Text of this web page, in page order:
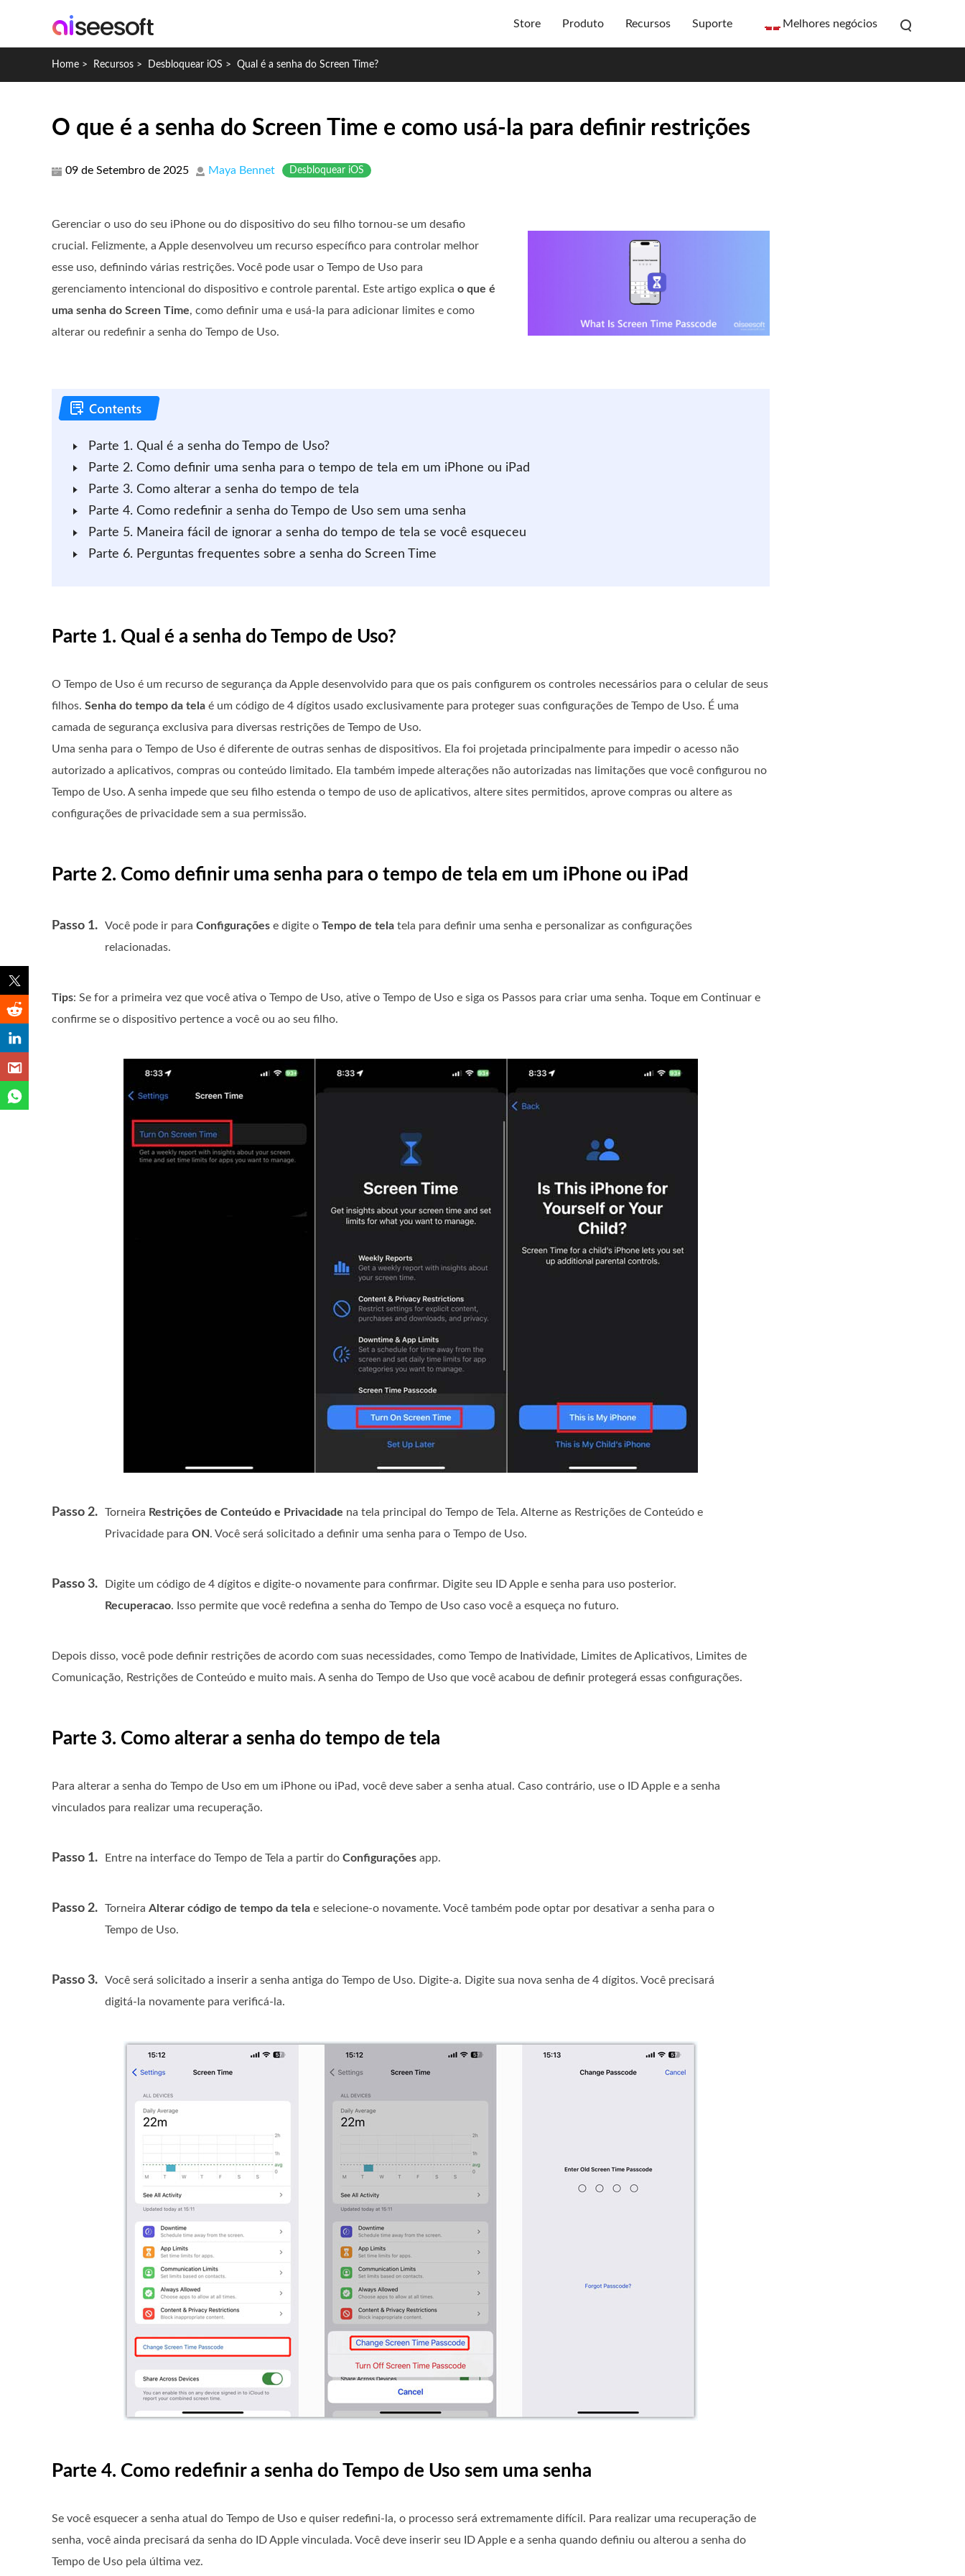
Store Produto Recursos Suporte Melhores negócios
Home > Recursos > Desbloquear iOS > Qual é a senha do Screen Time?
O que é a senha do Screen Time e como usá-la para definir restrições
09 de Setembro de 2025 Maya Bennet Desbloquear iOS
Gerenciar o uso do seu iPhone ou do dispositivo do seu filho tornou-se um desafio
crucial. Felizmente, a Apple desenvolveu um recurso específico para controlar melhor
esse uso, definindo várias restrições. Você pode usar o Tempo de Uso para
gerenciamento intencional do dispositivo e controle parental. Este artigo explica o que é
uma senha do Screen Time, como definir uma e usá-la para adicionar limites e como
alterar ou redefinir a senha do Tempo de Uso.
Parte 1. Qual é a senha do Tempo de Uso?
Parte 2. Como definir uma senha para o tempo de tela em um iPhone ou iPad
Parte 3. Como alterar a senha do tempo de tela
Parte 4. Como redefinir a senha do Tempo de Uso sem uma senha
Parte 5. Maneira fácil de ignorar a senha do tempo de tela se você esqueceu
Parte 6. Perguntas frequentes sobre a senha do Screen Time
Parte 1. Qual é a senha do Tempo de Uso?
O Tempo de Uso é um recurso de segurança da Apple desenvolvido para que os pais configurem os controles necessários para o celular de seus
filhos. Senha do tempo da tela é um código de 4 dígitos usado exclusivamente para proteger suas configurações de Tempo de Uso. É uma
camada de segurança exclusiva para diversas restrições de Tempo de Uso.
Uma senha para o Tempo de Uso é diferente de outras senhas de dispositivos. Ela foi projetada principalmente para impedir o acesso não
autorizado a aplicativos, compras ou conteúdo limitado. Ela também impede alterações não autorizadas nas limitações que você configurou no
Tempo de Uso. A senha impede que seu filho estenda o tempo de uso de aplicativos, altere sites permitidos, aprove compras ou altere as
configurações de privacidade sem a sua permissão.
Parte 2. Como definir uma senha para o tempo de tela em um iPhone ou iPad
Passo 1. Você pode ir para Configurações e digite o Tempo de tela tela para definir uma senha e personalizar as configurações
relacionadas.
Tips: Se for a primeira vez que você ativa o Tempo de Uso, ative o Tempo de Uso e siga os Passos para criar uma senha. Toque em Continuar e
confirme se o dispositivo pertence a você ou ao seu filho.
Passo 2. Torneira Restrições de Conteúdo e Privacidade na tela principal do Tempo de Tela. Alterne as Restrições de Conteúdo e
Privacidade para ON. Você será solicitado a definir uma senha para o Tempo de Uso.
Passo 3.
Digite um código de 4 dígitos e digite-o novamente para confirmar. Digite seu ID Apple e senha para uso posterior.
Recuperacao. Isso permite que você redefina a senha do Tempo de Uso caso você a esqueça no futuro.
Depois disso, você pode definir restrições de acordo com suas necessidades, como Tempo de Inatividade, Limites de Aplicativos, Limites de
Comunicação, Restrições de Conteúdo e muito mais. A senha do Tempo de Uso que você acabou de definir protegerá essas configurações.
Parte 3. Como alterar a senha do tempo de tela
Para alterar a senha do Tempo de Uso em um iPhone ou iPad, você deve saber a senha atual. Caso contrário, use o ID Apple e a senha
vinculados para realizar uma recuperação.
Passo 1. Entre na interface do Tempo de Tela a partir do Configurações app.
Passo 2. Torneira Alterar código de tempo da tela e selecione-o novamente. Você também pode optar por desativar a senha para o
Tempo de Uso.
Passo 3.
Você será solicitado a inserir a senha antiga do Tempo de Uso. Digite-a. Digite sua nova senha de 4 dígitos. Você precisará
digitá-la novamente para verificá-la.
Parte 4. Como redefinir a senha do Tempo de Uso sem uma senha
Se você esquecer a senha atual do Tempo de Uso e quiser redefini-la, o processo será extremamente difícil. Para realizar uma recuperação de
senha, você ainda precisará da senha do ID Apple vinculada. Você deve inserir seu ID Apple e a senha quando definiu ou alterou a senha do
Tempo de Uso pela última vez.